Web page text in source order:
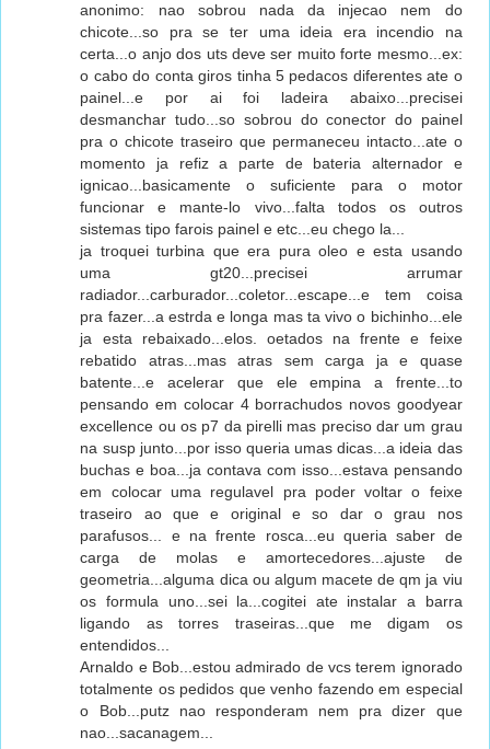
anonimo: nao sobrou nada da injecao nem do
chicote...so pra se ter uma ideia era incendio na
certa...o anjo dos uts deve ser muito forte mesmo...ex:
o cabo do conta giros tinha 5 pedacos diferentes ate o
painel...e por ai foi ladeira abaixo...precisei
desmanchar tudo...so sobrou do conector do painel
pra o chicote traseiro que permaneceu intacto...ate o
momento ja refiz a parte de bateria alternador e
ignicao...basicamente o suficiente para o motor
funcionar e mante-lo vivo...falta todos os outros
sistemas tipo farois painel e etc...eu chego la...
ja troquei turbina que era pura oleo e esta usando
uma gt20...precisei arrumar
radiador...carburador...coletor...escape...e tem coisa
pra fazer...a estrda e longa mas ta vivo o bichinho...ele
ja esta rebaixado...elos. oetados na frente e feixe
rebatido atras...mas atras sem carga ja e quase
batente...e acelerar que ele empina a frente...to
pensando em colocar 4 borrachudos novos goodyear
excellence ou os p7 da pirelli mas preciso dar um grau
na susp junto...por isso queria umas dicas...a ideia das
buchas e boa...ja contava com isso...estava pensando
em colocar uma regulavel pra poder voltar o feixe
traseiro ao que e original e so dar o grau nos
parafusos... e na frente rosca...eu queria saber de
carga de molas e amortecedores...ajuste de
geometria...alguma dica ou algum macete de qm ja viu
os formula uno...sei la...cogitei ate instalar a barra
ligando as torres traseiras...que me digam os
entendidos...
Arnaldo e Bob...estou admirado de vcs terem ignorado
totalmente os pedidos que venho fazendo em especial
o Bob...putz nao responderam nem pra dizer que
nao...sacanagem...